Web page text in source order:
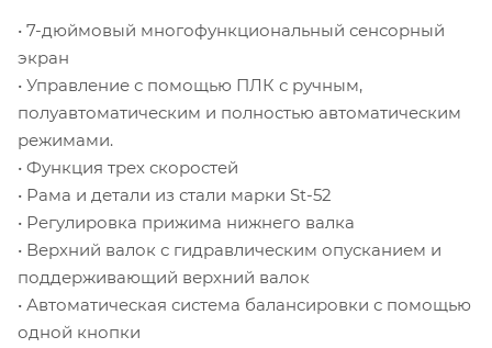
• 7-дюймовый многофункциональный сенсорный
экран
• Управление с помощью ПЛК с ручным,
полуавтоматическим и полностью автоматическим
режимами.
• Функция трех скоростей
• Рама и детали из стали марки St-52
• Регулировка прижима нижнего валка
• Верхний валок с гидравлическим опусканием и
поддерживающий верхний валок
• Автоматическая система балансировки с помощью
одной кнопки